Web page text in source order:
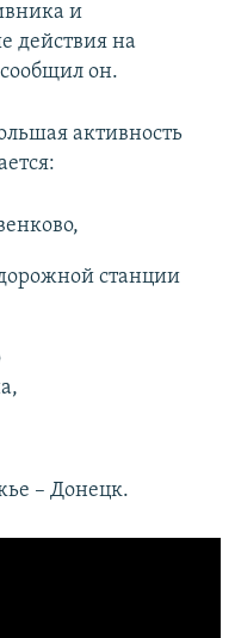
и
действия на
он.
активность
станции
– Донецк.